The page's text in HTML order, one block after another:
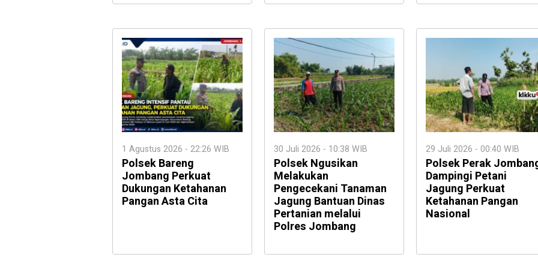
1 Agustus 2026 - 22:26 WIB
Polsek Bareng
Jombang Perkuat
Dukungan Ketahanan
Pangan Asta Cita
30 Juli 2026 - 10:38 WIB
Polsek Ngusikan
Melakukan
Pengecekani Tanaman
Jagung Bantuan Dinas
Pertanian melalui
Polres Jombang
29 Juli 2026 - 00:40 WIB
Polsek Perak
Dampingi Petani
Jagung Perkuat
Ketahanan Pangan
Nasional